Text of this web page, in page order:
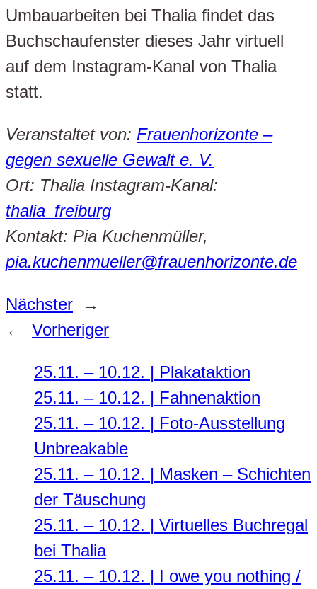
Umbauarbeiten bei Thalia findet das
Buchschaufenster dieses Jahr virtuell
auf dem Instagram-Kanal von Thalia
statt.
Veranstaltet von: Frauenhorizonte –
gegen sexuelle Gewalt e. V.
Ort: Thalia Instagram-Kanal:
thalia_freiburg
Kontakt: Pia Kuchenmüller,
pia.kuchenmueller@frauenhorizonte.de
Nächster
→
←
Vorheriger
25.11. – 10.12. | Plakataktion
25.11. – 10.12. | Fahnenaktion
25.11. – 10.12. | Foto-Ausstellung
Unbreakable
25.11. – 10.12. | Masken – Schichten
der Täuschung
25.11. – 10.12. | Virtuelles Buchregal
bei Thalia
25.11. – 10.12. | I owe you nothing /